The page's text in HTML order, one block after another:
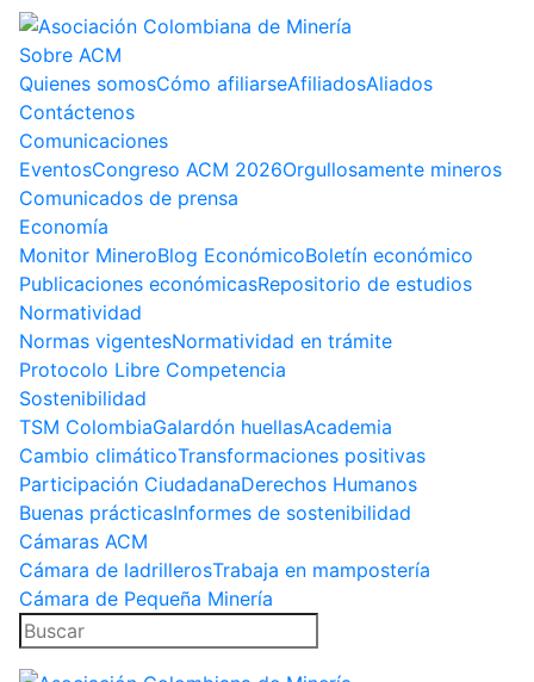
Sobre ACM
Quienes somosCómo afiliarseAfiliadosAliados
Contáctenos
Comunicaciones
EventosCongreso ACM 2026Orgullosamente mineros
Comunicados de prensa
Economía
Monitor MineroBlog EconómicoBoletín económico
Publicaciones económicasRepositorio de estudios
Normatividad
Normas vigentesNormatividad en trámite
Protocolo Libre Competencia
Sostenibilidad
TSM ColombiaGalardón huellasAcademia
Cambio climáticoTransformaciones positivas
Participación CiudadanaDerechos Humanos
Buenas prácticasInformes de sostenibilidad
Cámaras ACM
Cámara de ladrillerosTrabaja en mampostería
Cámara de Pequeña Minería